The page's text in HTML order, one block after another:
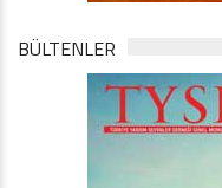
BÜLTENLER